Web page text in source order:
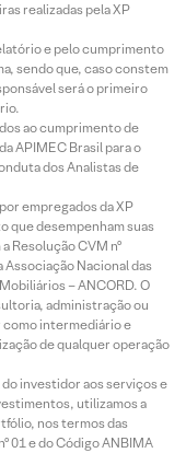
realizadas pela XP
e pelo cumprimento
sendo que, caso constem
será o primeiro
ao cumprimento de
APIMEC Brasil para o
dos Analistas de
empregados da XP
que desempenham suas
Resolução CVM nº
Nacional das
– ANCORD. O
administração ou
intermediário e
de qualquer operação
investidor aos serviços e
utilizamos a
nos termos das
01 e do Código ANBIMA